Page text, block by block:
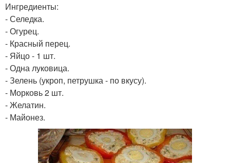
Ингредиенты:
- Селедка.
- Огурец.
- Красный перец.
- Яйцо - 1 шт.
- Одна луковица.
- Зелень (укроп, петрушка - по вкусу).
- Морковь 2 шт.
- Желатин.
- Майонез.